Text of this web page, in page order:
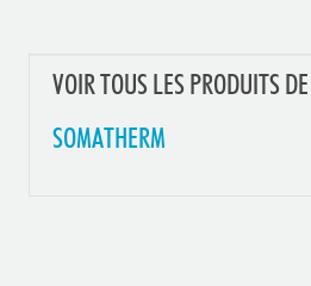
VOIR TOUS LES PRODUITS
SOMATHERM